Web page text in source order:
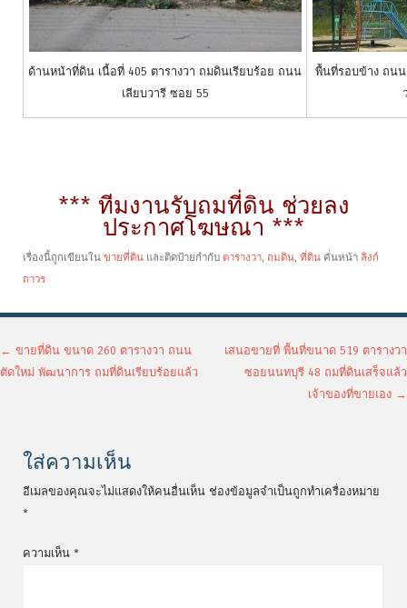
ด้านหน้าที่ดิน เนื้อที่ 405 ตารางวา ถมดินเรียบร้อย ถนน
เลียบวารี ซอย 55
พื้นที่รอบข้าง ถนน
*** ทีมงานรับถมที่ดิน ช่วยลง
ประกาศโฆษณา ***
เรื่องนี้ถูกเขียนใน ขายที่ดิน และติดป้ายกำกับ ตารางวา ถมดิน ที่ดิน คั่นหน้า ลิงก์
ถาวร
เมนูนำทางเรื่อง
← ขายที่ดิน ขนาด 260 ตารางวา ถนน
ตัดใหม่ พัฒนาการ ถมที่ดินเรียบร้อยแล้ว
เสนอขายที่ พื้นที่ขนาด 519 ตารางวา
ซอยนนทบุรี 48 ถมที่ดินเสร็จแล้ว
เจ้าของที่ขายเอง →
ใส่ความเห็น
อีเมลของคุณจะไม่แสดงให้คนอื่นเห็น ช่องข้อมูลจำเป็นถูกทำเครื่องหมาย
*
ความเห็น *